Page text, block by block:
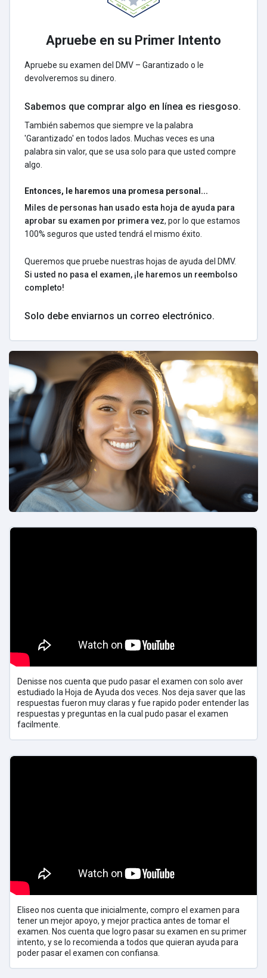
Apruebe en su Primer Intento
Apruebe su examen del DMV – Garantizado o le
devolveremos su dinero.
Sabemos que comprar algo en línea es riesgoso.
También sabemos que siempre ve la palabra
'Garantizado' en todos lados. Muchas veces es una
palabra sin valor, que se usa solo para que usted compre
algo.
Entonces, le haremos una promesa personal...
Miles de personas han usado esta hoja de ayuda para
aprobar su examen por primera vez, por lo que estamos
100% seguros que usted tendrá el mismo éxito.
Queremos que pruebe nuestras hojas de ayuda del DMV.
Si usted no pasa el examen, ¡le haremos un reembolso
completo!
Solo debe enviarnos un correo electrónico.
Denisse nos cuenta que pudo pasar el examen con solo aver
estudiado la Hoja de Ayuda dos veces. Nos deja saver que las
respuestas fueron muy claras y fue rapido poder entender las
respuestas y preguntas en la cual pudo pasar el examen
facilmente.
Eliseo nos cuenta que inicialmente, compro el examen para
tener un mejor apoyo, y mejor practica antes de tomar el
examen. Nos cuenta que logro pasar su examen en su primer
intento, y se lo recomienda a todos que quieran ayuda para
poder pasar el examen con confiansa.